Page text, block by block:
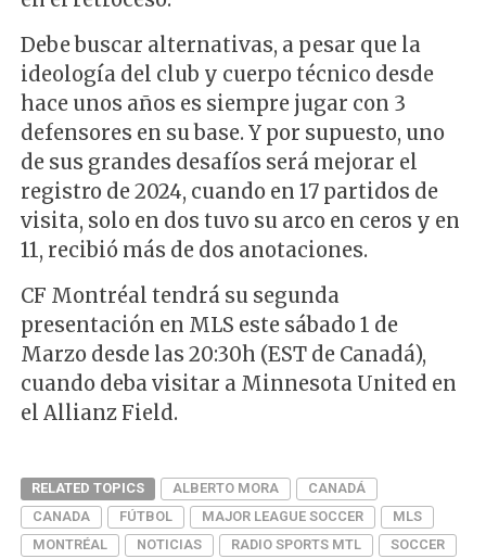
Debe buscar alternativas, a pesar que la
ideología del club y cuerpo técnico desde
hace unos años es siempre jugar con 3
defensores en su base. Y por supuesto, uno
de sus grandes desafíos será mejorar el
registro de 2024, cuando en 17 partidos de
visita, solo en dos tuvo su arco en ceros y en
11, recibió más de dos anotaciones.
CF Montréal tendrá su segunda
presentación en MLS este sábado 1 de
Marzo desde las 20:30h (EST de Canadá),
cuando deba visitar a Minnesota United en
el Allianz Field.
RELATED TOPICS ALBERTO MORA
CANADÁ
CANADA
FÚTBOL MAJOR LEAGUE SOCCER
MLS
MONTRÉAL
NOTICIAS RADIO SPORTS MTL SOCCER